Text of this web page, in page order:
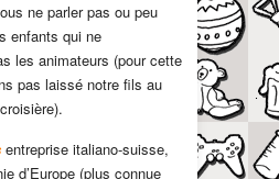
ne parler pas ou peu
enfants qui ne
les animateurs (pour cette
pas laissé notre fils au
entreprise italiano-suisse,
d’Europe (plus connue